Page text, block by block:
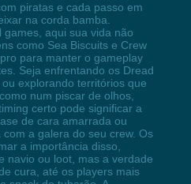
piratas e cada passo em
na corda bamba.
aqui sua vida não
como Sea Biscuits e Crew
para manter o gameplay
Seja enfrentando os Dread
explorando territórios que
num piscar de olhos,
certo pode significar a
de cara amarrada ou
a galera do seu crew. Os
a importância disso,
navio ou loot, mas a verdade
cura, até os players mais